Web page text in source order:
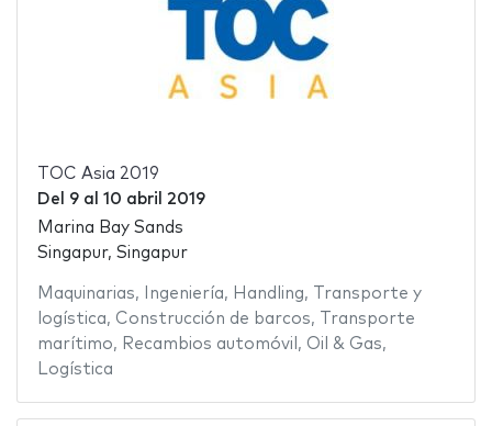
TOC Asia 2019
Del 9al 10 abril 2019
Marina Bay Sands
Singapur, Singapur
Maquinarias, Ingeniería, Handling,
Transporte y
logística, Construcción de barcos,
Transporte
marítimo, Recambios automóvil , Oil & Gas,
Logística